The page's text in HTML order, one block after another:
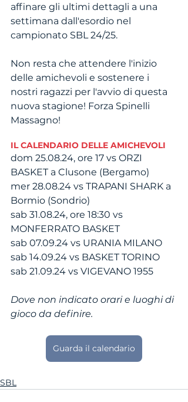
affinare gli ultimi dettagli a una
settimana dall'esordio nel
campionato SBL 24/25.
Non resta che attendere l'inizio
delle amichevoli e sostenere i
nostri ragazzi per l'avvio di questa
nuova stagione! Forza Spinelli
Massagno!
IL CALENDARIO DELLE AMICHEVOLI
dom 25.08.24, ore 17 vs ORZI
BASKET a Clusone (Bergamo)
mer 28.08.24 vs TRAPANI SHARK a
Bormio (Sondrio)
sab 31.08.24, ore 18:30 vs
MONFERRATO BASKET
sab 07.09.24 vs URANIA MILANO
sab 14.09.24 vs BASKET TORINO
sab 21.09.24 vs VIGEVANO 1955
Dove non indicato orari e luoghi di
gioco da definire.
Guarda il calendario
SBL